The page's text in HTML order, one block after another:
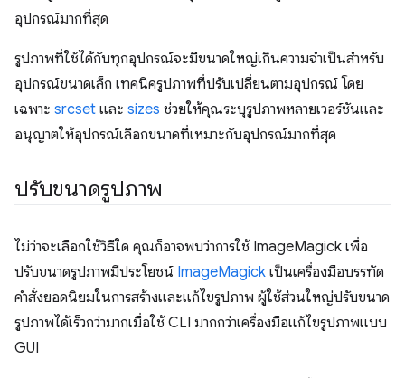
อุปกรณ์มากที่สุด
รูปภาพที่ใช้ได้กับทุกอุปกรณ์จะมีขนาดใหญ่เกินความจำเป็นสำหรับ
อุปกรณ์ขนาดเล็ก เทคนิครูปภาพที่ปรับเปลี่ยนตามอุปกรณ์ โดย
เฉพาะ srcset และ sizes ช่วยให้คุณระบุรูปภาพหลายเวอร์ชันและ
อนุญาตให้อุปกรณ์เลือกขนาดที่เหมาะกับอุปกรณ์มากที่สุด
ปรับขนาดรูปภาพ
ไม่ว่าจะเลือกใช้วิธีใด คุณก็อาจพบว่าการใช้ ImageMagick เพื่อ
ปรับขนาดรูปภาพมีประโยชน์ ImageMagick เป็นเครื่องมือบรรทัด
คำสั่งยอดนิยมในการสร้างและแก้ไขรูปภาพ ผู้ใช้ส่วนใหญ่ปรับขนาด
รูปภาพได้เร็วกว่ามากเมื่อใช้ CLI มากกว่าเครื่องมือแก้ไขรูปภาพแบบ
GUI